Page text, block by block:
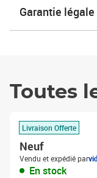
Garantie légale
Toutes
Livraison Offerte
Neuf
Vendu et expédié par
En stock